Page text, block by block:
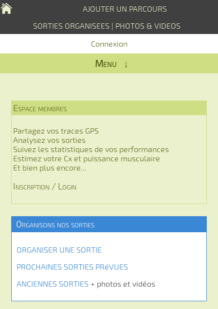
AJOUTER UN PARCOURS
SORTIES ORGANISEES | PHOTOS & VIDEOS
Connexion
Menu ↓
Espace membres
Partagez vos traces GPS
Analysez vos sorties
Suivez les statistiques de vos performances
Estimez votre Cx et puissance musculaire
Et bien plus encore...
Inscription / Login
Organisons nos sorties
ORGANISER UNE SORTIE
PROCHAINES SORTIES PRéVUES
ANCIENNES SORTIES + photos et vidéos